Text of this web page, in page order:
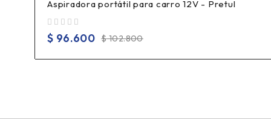
Aspiradora portátil para carro 12V - Pretul
$102.800
$ 96.600